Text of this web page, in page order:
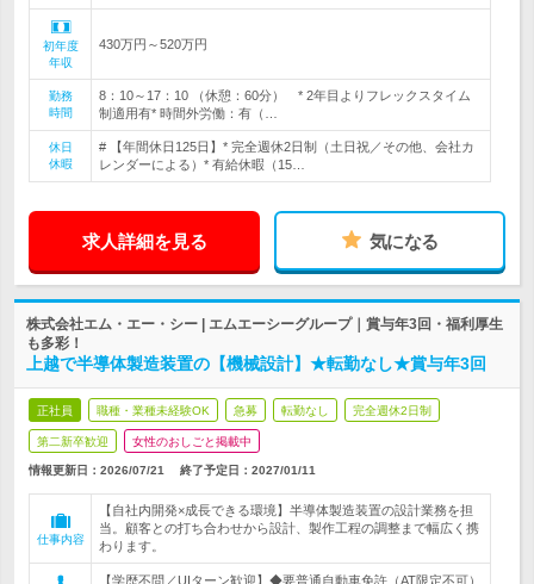
初年度
年収
430万円～520万円
勤務
時間
8：10～17：10 （休憩：60分） * 2年目よりフレックスタイム
制適用有* 時間外労働：有（…
休日
休暇
# 【年間休日125日】* 完全週休2日制（土日祝／その他、会社カ
レンダーによる）* 有給休暇（15…
求人詳細を見る 気になる
株式会社エム・エー・シー | エムエーシーグループ｜賞与年3回・福利厚生
も多彩！
上越で半導体製造装置の【機械設計】★転勤なし★賞与年3回
正社員 職種・業種未経験OK 急募 転勤なし 完全週休2日制
第二新卒歓迎 女性のおしごと掲載中
情報更新日：2026/07/21 終了予定日： 2027/01/11
仕事内容
【自社内開発×成長できる環境】半導体製造装置の設計業務を担
当。顧客との打ち合わせから設計、製作工程の調整まで幅広く携
わります。
【学歴不問／UIターン歓迎】◆要普通自動車免許（AT限定不可）